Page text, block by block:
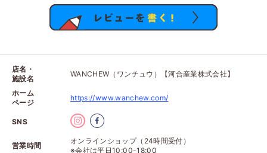
店名・
施設名
WANCHEW（ワンチュウ）【河合産業株式会社】
ホーム
ページ
https://www.wanchew.com/
SNS
営業時間
オンラインショップ（24時間受付）
※会社は平日10:00-18:00